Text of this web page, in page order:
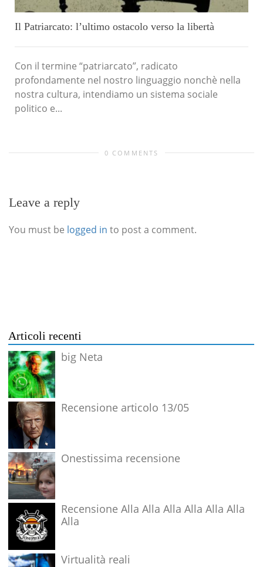
Il Patriarcato: l’ultimo ostacolo verso la libertà
Con il termine “patriarcato”, radicato
profondamente nel nostro linguaggio nonchè nella
nostra cultura, intendiamo un sistema sociale
politico e...
0 COMMENTS
Leave a reply
You must be logged in to post a comment.
Articoli recenti
big Neta
Recensione articolo 13/05
Onestissima recensione
Recensione Alla Alla Alla Alla Alla Alla
Alla
Virtualità reali